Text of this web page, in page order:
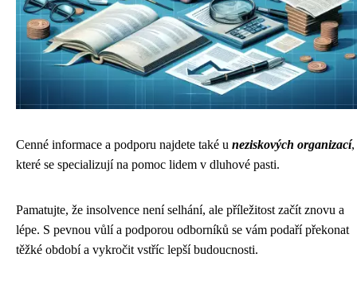
Cenné informace a podporu najdete také u neziskových organizací,
které se specializují na pomoc lidem v dluhové pasti.
Pamatujte, že insolvence není selhání, ale příležitost začít znovu a
lépe. S pevnou vůlí a podporou odborníků se vám podaří překonat
těžké období a vykročit vstříc lepší budoucnosti.